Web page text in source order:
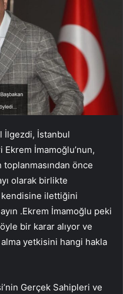
İlgezdi, İstanbul
İmamoğlu’nun,
toplanmasından önce
olarak birlikte
kendisine ilettiğini
.Ekrem İmamoğlu peki
bir karar alıyor ve
yetkisini hangi hakla
Gerçek Sahipleri ve